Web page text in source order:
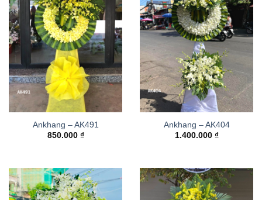
Ankhang – AK491
850.000 ₫
Ankhang – AK404
1.400.000 ₫